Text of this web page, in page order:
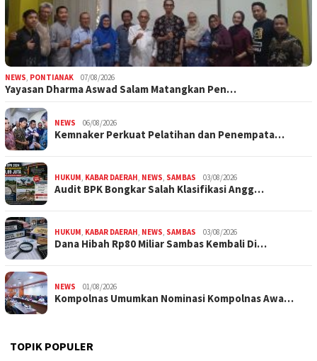
NEWS, PONTIANAK 07/08/2026
Yayasan Dharma Aswad Salam Matangkan Pen…
NEWS 06/08/2026
Kemnaker Perkuat Pelatihan dan Penempata…
HUKUM, KABAR DAERAH, NEWS, SAMBAS 03/08/2026
Audit BPK Bongkar Salah Klasifikasi Angg…
HUKUM, KABAR DAERAH, NEWS, SAMBAS 03/08/2026
Dana Hibah Rp80 Miliar Sambas Kembali Di…
NEWS 01/08/2026
Kompolnas Umumkan Nominasi Kompolnas Awa…
TOPIK POPULER